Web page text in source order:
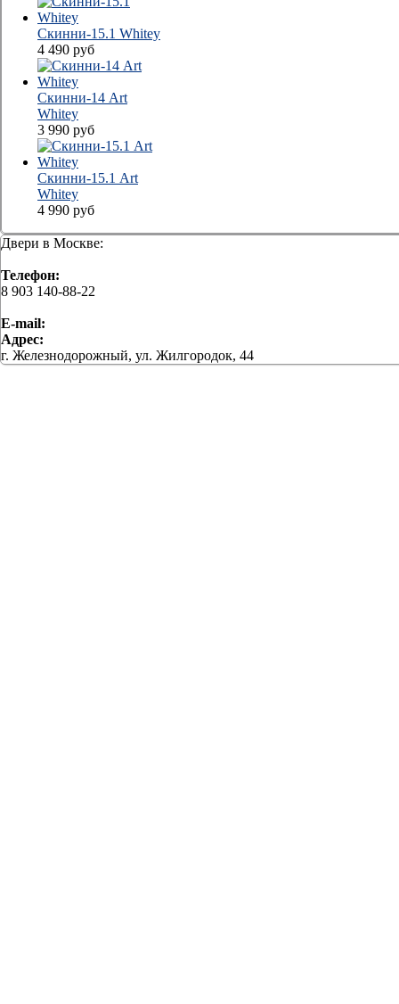
Скинни-15.1 Whitey
4 490 руб
Скинни-14 Аrt
Whitey
3 990 руб
Скинни-15.1 Аrt
Whitey
4 990 руб
Двери в Москве:
Телефон:
8 903 140-88-22
E-mail:
Адрес:
г. Железнодорожный, ул. Жилгородок, 44